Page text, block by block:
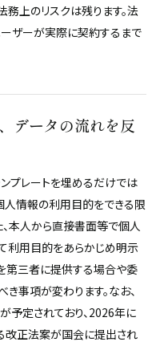
上のリスクは残ります。法
ーザーが実際に契約するまで
データの流れを反
プレートを埋めるだけでは
人情報の利用目的をできる限
、本人から直接書面等で個人
利用目的をあらかじめ明示
第三者に提供する場合や委
事項が変わります。なお、
予定されており、2026年に
改正法案が国会に提出され